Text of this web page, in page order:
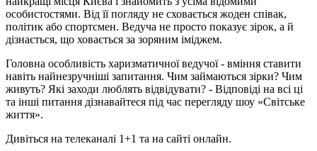
особистостями. Від її погляду не сховається жоден співак,
політик або спортсмен. Ведуча не просто показує зірок, а й
дізнається, що ховається за зоряним іміджем.
Головна особливість харизматичної ведучої - вміння ставити
навіть найнезручніші запитання. Чим займаються зірки? Чим
живуть? Які заходи люблять відвідувати? - Відповіді на всі ці
та інші питання дізнавайтеся під час перегляду шоу «Світське
життя».
Дивіться на телеканалі 1+1 та на сайті онлайн.